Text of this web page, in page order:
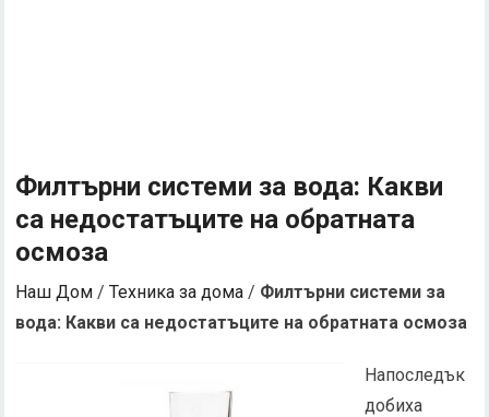
Филтърни системи за вода: Какви
са недостатъците на обратната
осмоза
Наш Дом /Техника за дома / Филтърни системи за
вода: Какви са недостатъците на обратната осмоза
Напоследък
добиха